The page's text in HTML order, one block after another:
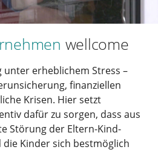
wellcome
unter erheblichem Stress –
finanziellen
Krisen. Hier setzt
dafür zu sorgen, dass aus
Störung der Eltern-Kind-
Kinder sich bestmöglich